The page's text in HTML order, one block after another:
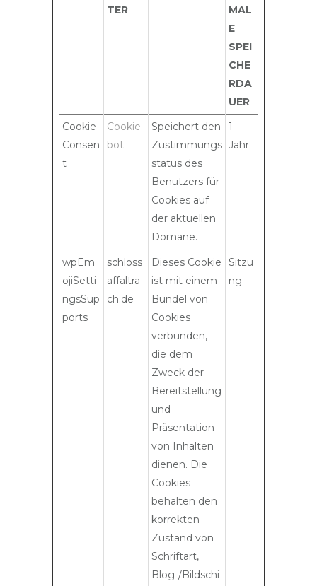
TER
MAL
E
SPEI
CHE
RDA
UER
Cookie
Consen
t
Cookie
bot
Speichert den
Zustimmungs
status des
Benutzers für
Cookies auf
der aktuellen
Domäne.
1
Jahr
wpEm
ojiSetti
ngsSup
ports
schloss
affaltra
ch.de
Dieses Cookie
ist mit einem
Bündel von
Cookies
verbunden,
die dem
Zweck der
Bereitstellung
und
Präsentation
von Inhalten
dienen. Die
Cookies
behalten den
korrekten
Zustand von
Schriftart,
Blog-/Bildschi
Sitzu
ng